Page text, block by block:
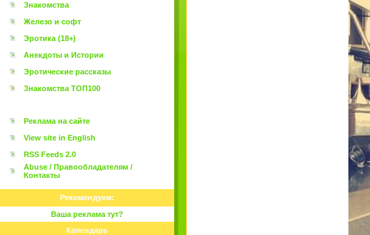
Знакомства
Железо и софт
Эротика (18+)
Анекдоты и Истории
Эротические рассказы
Знакомства ТОП100
Реклама на сайте
View site in English
RSS Feeds 2.0
Abuse / Правообладателям /
Контакты
Рекомендуем:
Ваша реклама тут?
Календарь